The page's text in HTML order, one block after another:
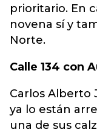
prioritario. En
novena sí y
Norte.
Calle 134 con
Carlos Alberto
ya lo están
una de sus